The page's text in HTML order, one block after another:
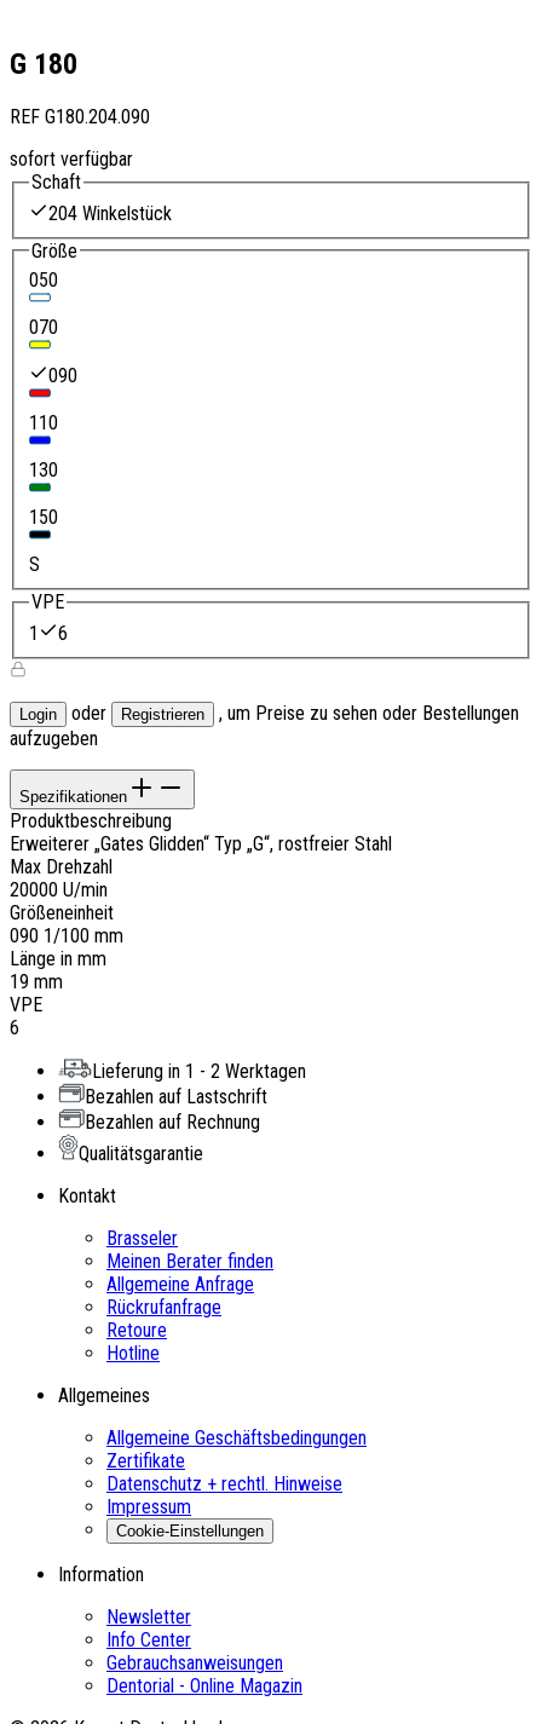
G 180
REF G180.204.090
sofort verfügbar
Schaft
204 Winkelstück
Größe
050
070
090
110
130
150
S
VPE
1
6
Login oder Registrieren
, um Preise zu sehen oder Bestellungen
aufzugeben
Spezifikationen
Produktbeschreibung
Erweiterer „Gates Glidden“ Typ „G“, rostfreier Stahl
Max Drehzahl
20000 U/min
Größeneinheit
090 1/100 mm
Länge in mm
19 mm
VPE
6
Lieferung in 1 - 2 Werktagen
Bezahlen auf Lastschrift
Bezahlen auf Rechnung
Qualitätsgarantie
Kontakt
Brasseler
Meinen Berater finden
Allgemeine Anfrage
Rückrufanfrage
Retoure
Hotline
Allgemeines
Allgemeine Geschäftsbedingungen
Zertifikate
Datenschutz + rechtl. Hinweise
Impressum
Cookie-Einstellungen
Information
Newsletter
Info Center
Gebrauchsanweisungen
Dentorial - Online Magazin